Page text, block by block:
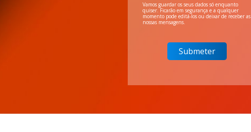
Vamos guardar os seus dados só enquanto
quiser. Ficarão em segurança e a qualquer
momento pode editá-los ou deixar de receber as
nossas mensagens.